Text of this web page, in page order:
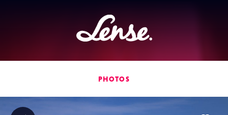
Lense
PHOTOS